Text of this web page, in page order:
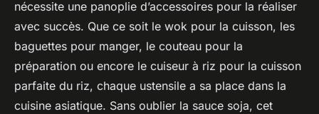
nécessite une panoplie d’accessoires pour la réaliser
avec succès. Que ce soit le wok pour la cuisson, les
baguettes pour manger, le couteau pour la
préparation ou encore le cuiseur à riz pour la cuisson
parfaite du riz, chaque ustensile a sa place dans la
cuisine asiatique. Sans oublier la sauce soja, cet